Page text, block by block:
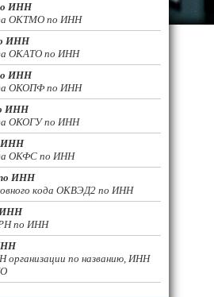
ИНН
ОКТМО по ИНН
ИНН
ОКАТО по ИНН
ИНН
ОКОПФ по ИНН
ИНН
ОКОГУ по ИНН
ИНН
ОКФС по ИНН
ИНН
кода ОКВЭД2 по ИНН
по ИНН
организации по названию, ИНН